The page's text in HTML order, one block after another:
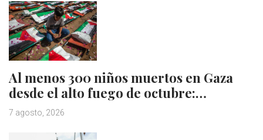
Al menos 300 niños muertos en Gaza
desde el alto fuego de octubre:…
7 agosto, 2026